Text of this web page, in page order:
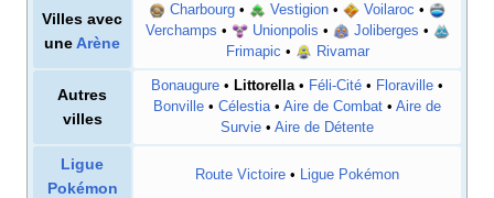
Villes avec
une Arène
Charbourg • Vestigion • Voilaroc •
Verchamps • Unionpolis • Joliberges •
Frimapic • Rivamar
Autres
villes
Bonaugure • Littorella • Féli-Cité • Floraville •
Bonville • Célestia • Aire de Combat • Aire de
Survie • Aire de Détente
Ligue
Pokémon
Route Victoire • Ligue Pokémon